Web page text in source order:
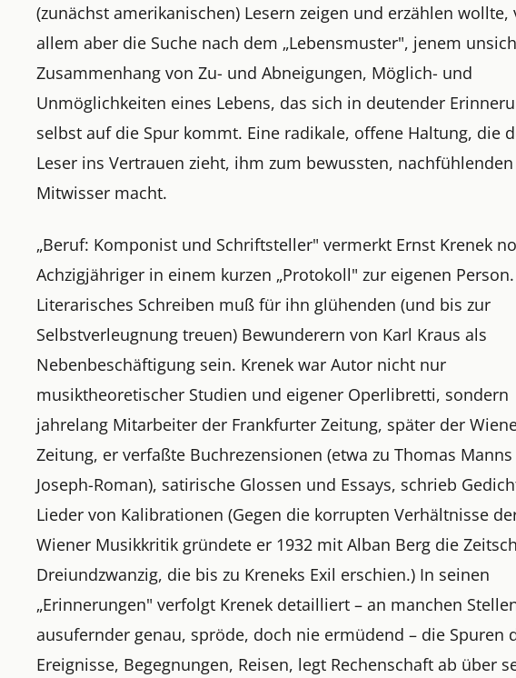
(zunächst amerikanischen) Lesern zeigen und erzählen wollte,
allem aber die Suche nach dem „Lebensmuster", jenem
Zusammenhang von Zu- und Abneigungen, Möglich- und
Unmöglichkeiten eines Lebens, das sich in deutender
selbst auf die Spur kommt. Eine radikale, offene Haltung, die
Leser ins Vertrauen zieht, ihm zum bewussten, nachfühlenden
Mitwisser macht.
„Beruf: Komponist und Schriftsteller" vermerkt Ernst Krenek
Achzigjähriger in einem kurzen „Protokoll" zur eigenen Person.
Literarisches Schreiben muß für ihn glühenden (und bis zur
Selbstverleugnung treuen) Bewunderern von Karl Kraus als
Nebenbeschäftigung sein. Krenek war Autor nicht nur
musiktheoretischer Studien und eigener Operlibretti, sondern
jahrelang Mitarbeiter der Frankfurter Zeitung, später der
Zeitung, er verfaßte Buchrezensionen (etwa zu Thomas Manns
Joseph-Roman), satirische Glossen und Essays, schrieb
Lieder von Kalibrationen (Gegen die korrupten Verhältnisse
Wiener Musikkritik gründete er 1932 mit Alban Berg die
Dreiundzwanzig, die bis zu Kreneks Exil erschien.) In seinen
„Erinnerungen" verfolgt Krenek detailliert – an manchen
ausufernder genau, spröde, doch nie ermüdend – die Spuren
Ereignisse, Begegnungen, Reisen, legt Rechenschaft ab über